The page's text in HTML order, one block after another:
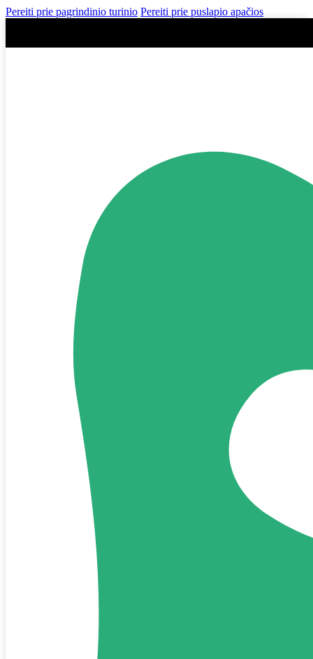
Pereiti prie pagrindinio turinio Pereiti prie puslapio apačios